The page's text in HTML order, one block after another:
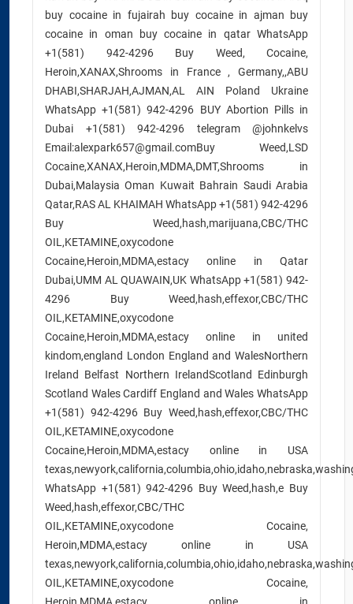
buy cocaine in fujairah buy cocaine in ajman buy
cocaine in oman buy cocaine in qatar WhatsApp
+1(581) 942-4296 Buy Weed, Cocaine,
Heroin,XANAX,Shrooms in France , Germany,,ABU
DHABI,SHARJAH,AJMAN,AL AIN Poland Ukraine
WhatsApp +1(581) 942-4296 BUY Abortion Pills in
Dubai +1(581) 942-4296 telegram @johnkelvs
Email:alexpark657@gmail.comBuy Weed,LSD
Cocaine,XANAX,Heroin,MDMA,DMT,Shrooms in
Dubai,Malaysia Oman Kuwait Bahrain Saudi Arabia
Qatar,RAS AL KHAIMAH WhatsApp +1(581) 942-4296
Buy Weed,hash,marijuana,CBC/THC
OIL,KETAMINE,oxycodone
Cocaine,Heroin,MDMA,estacy online in Qatar
Dubai,UMM AL QUAWAIN,UK WhatsApp +1(581) 942-
4296 Buy Weed,hash,effexor,CBC/THC
OIL,KETAMINE,oxycodone
Cocaine,Heroin,MDMA,estacy online in united
kindom,england London England and WalesNorthern
Ireland Belfast Northern IrelandScotland Edinburgh
Scotland Wales Cardiff England and Wales WhatsApp
+1(581) 942-4296 Buy Weed,hash,effexor,CBC/THC
OIL,KETAMINE,oxycodone
Cocaine,Heroin,MDMA,estacy online in USA
WhatsApp +1(581) 942-4296 Buy Weed,hash,e Buy
Weed,hash,effexor,CBC/THC
OIL,KETAMINE,oxycodone Cocaine,
Heroin,MDMA,estacy online in USA
OIL,KETAMINE,oxycodone Cocaine,